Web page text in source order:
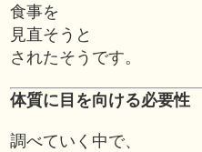
食事を
見直そうと
されたそうです。
体質に目を向ける必要性
調べていく中で、